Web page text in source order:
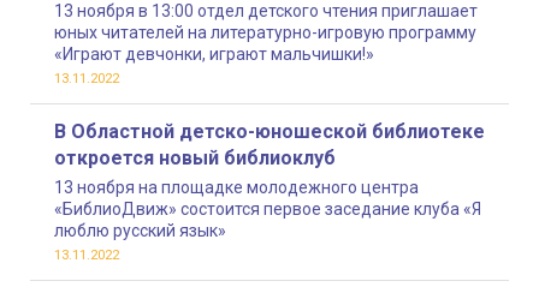
13 ноября в 13:00 отдел детского чтения приглашает
юных читателей на литературно-игровую программу
«Играют девчонки, играют мальчишки!»
13.11.2022
В Областной детско-юношеской библиотеке
откроется новый библиоклуб
13 ноября на площадке молодежного центра
«БиблиоДвиж» состоится первое заседание клуба «Я
люблю русский язык»
13.11.2022